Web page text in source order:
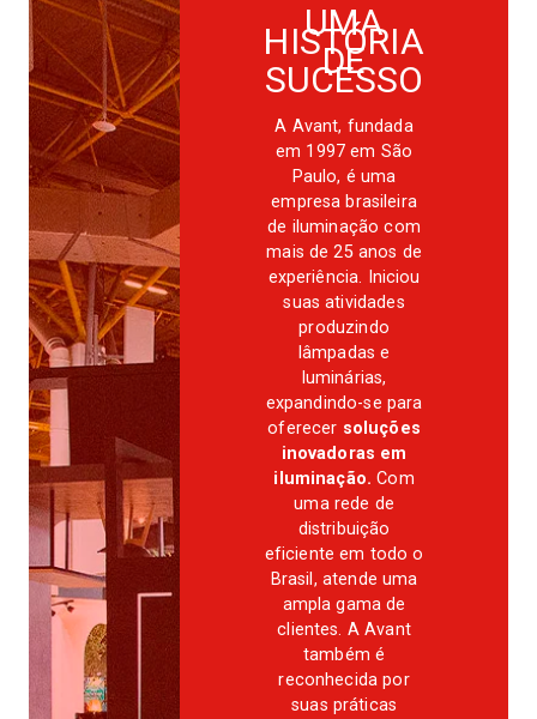
UMA
HISTÓRIA
DE
SUCESSO
A Avant, fundada
em 1997 em São
Paulo, é uma
empresa brasileira
de iluminação com
mais de 25 anos de
experiência. Iniciou
suas atividades
produzindo
lâmpadas e
luminárias,
expandindo-se para
oferecer soluções
inovadoras em
iluminação. Com
uma rede de
distribuição
eficiente em todo o
Brasil, atende uma
ampla gama de
clientes. A Avant
também é
reconhecida por
suas práticas